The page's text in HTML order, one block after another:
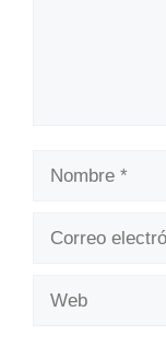
Nombre
Correo
Web